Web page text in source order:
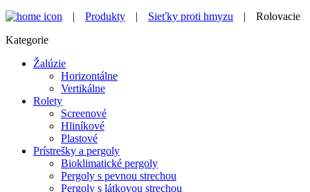
|
Produkty | Sieťky proti hmyzu |
Rolovacie
Kategorie
Žalúzie
Horizontálne
Vertikálne
Rolety
Screenové
Hliníkové
Plastové
Prístrešky a pergoly
Bioklimatické pergoly
Pergoly s pevnou strechou
Pergoly s látkovou strechou